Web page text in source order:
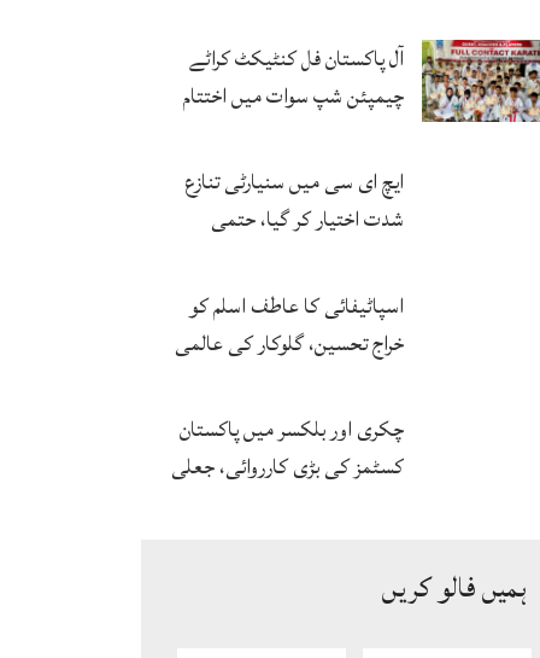
آل پاکستان فل کنٹیکٹ کراٹے
چیمپئن شپ سوات میں اختتام
ایچ ای سی میں سنیارٹی تنازع
شدت اختیار کر گیا، حتمی
اسپاٹیفائی کا عاطف اسلم کو
خراج تحسین، گلوکار کی عالمی
چکری اور بلکسر میں پاکستان
کسٹمز کی بڑی کارروائی، جعلی
ہمیں فالو کریں